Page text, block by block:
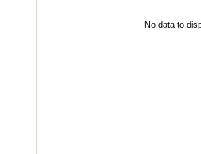
No data to